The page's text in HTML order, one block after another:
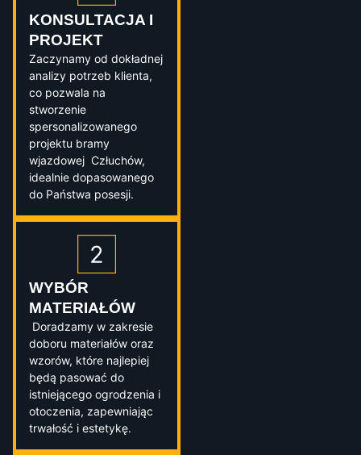
KONSULTACJA I
PROJEKT
Zaczynamy od dokładnej
analizy potrzeb klienta,
co pozwala na
stworzenie
spersonalizowanego
projektu bramy
wjazdowej Człuchów,
idealnie dopasowanego
do Państwa posesji.
WYBÓR
MATERIAŁÓW
Doradzamy w zakresie
doboru materiałów oraz
wzorów, które najlepiej
będą pasować do
istniejącego ogrodzenia i
otoczenia, zapewniając
trwałość i estetykę.